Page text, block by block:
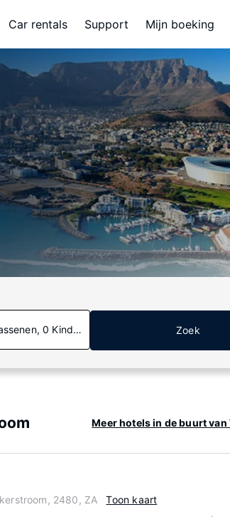
Car rentals Support Mijn boeking
0 Kinderen Zoek
Meer hotels in de buurt
2480, ZA Toon kaart